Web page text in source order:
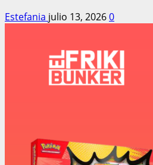
Estefania julio 13, 20260